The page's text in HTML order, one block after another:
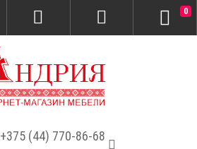
+375 (44) 770-86-68
0